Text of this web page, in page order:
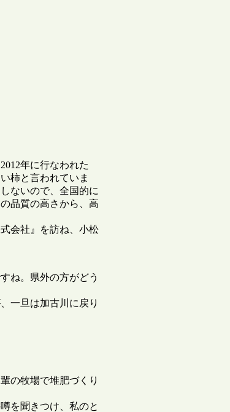
年に行なわれた
柿と言われていま
ないので、全国的に
品質の高さから、高
会社』を訪ね、小松
ね。県外の方がどう
一旦は加古川に戻り
の牧場で堆肥づくり
を聞きつけ、私のと